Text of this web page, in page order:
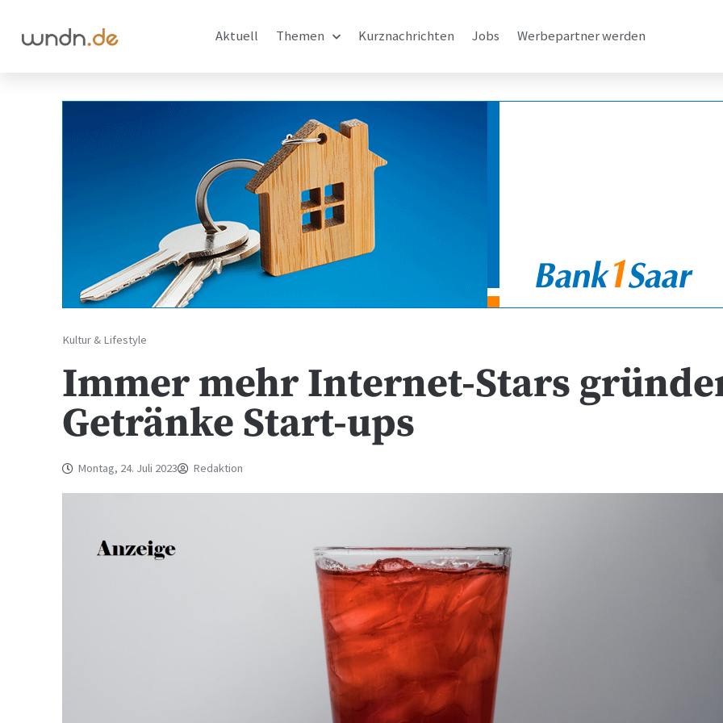
Aktuell Themen Kurznachrichten Jobs Werbepartner werden
Kultur & Lifestyle
Immer mehr Internet-Stars
Getränke Start-ups
Montag, 24. Juli 2023 Redaktion